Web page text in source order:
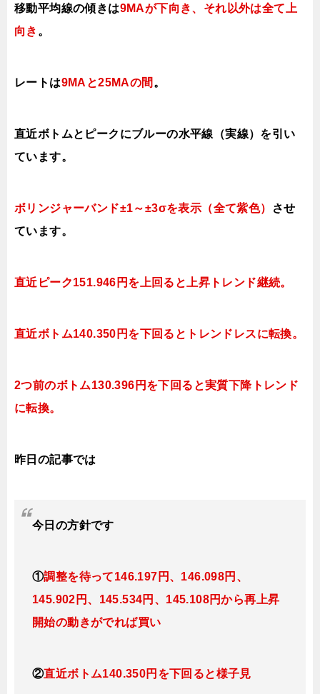
移動平均線の傾きは9MAが下向き、それ以外は全て 上
向き 。
レートは9MAと25MAの間 。
直近ボトムとピークにブルーの水平線（実線）を引い
ています。
ボリンジャーバンド±1～±3σを表示（全て紫色）
させ
ています。
直近ピーク151.946円を上回ると上昇トレンド継続。
直近ボトム140.350 円を下回ると トレンドレスに転換。
2つ前のボトム130.396 円を下回ると実質下降トレンド
に転換。
昨日の記事では
今日 の方針です
①調整を待って146.197円、146.098円、
145.902円、145.534円、145.108円から再上昇
開始の動きがでれば買い
②直近ボトム140.350円を下回ると様子見